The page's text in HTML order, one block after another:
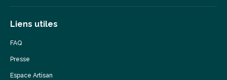
Liens utiles
FAQ
Presse
Espace Artisan